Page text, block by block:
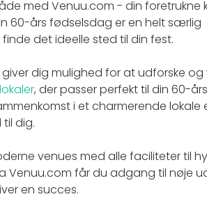
med Venuu.com - din foretrukne
60-års fødselsdag er en helt særlig
det ideelle sted til din fest.
dig mulighed for at udforske
, der passer perfekt til din 60-års
i et charmerende lokale
dig.
venues med alle faciliteter til
Venuu.com får du adgang til nøje
en succes.